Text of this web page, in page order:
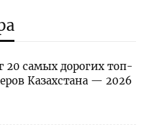
20 самых дорогих топ-
Казахстана — 2026